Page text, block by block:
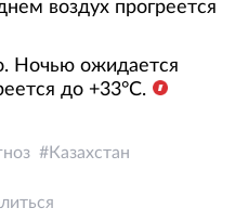
воздух прогреется
Ночью ожидается
до +33°С.
Казахстан